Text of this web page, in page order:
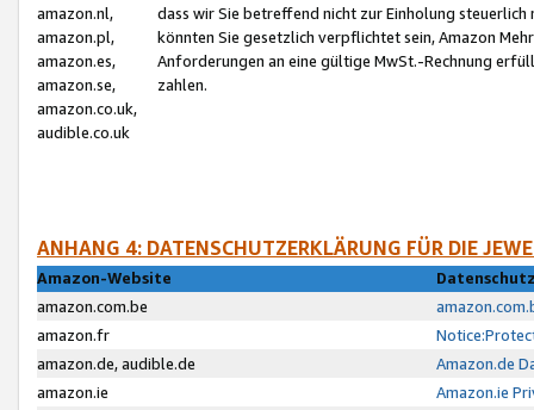
amazon.nl,
amazon.pl,
amazon.es,
amazon.se,
amazon.co.uk,
audible.co.uk
dass wir Sie betreffend nicht zur Einholung
könnten Sie gesetzlich verpflichtet sein, Amazon
Anforderungen an eine gültige MwSt.-Rechnung
zahlen.
ANHANG 4: DATENSCHUTZERKLÄRUNG FÜR DIE
Amazon-Website
amazon.com.be
amazon.fr
amazon.de, audible.de
Amazon.de
amazon.ie
Amazon.ie